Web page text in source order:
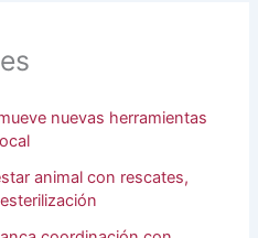
nuevas herramientas
animal con rescates,